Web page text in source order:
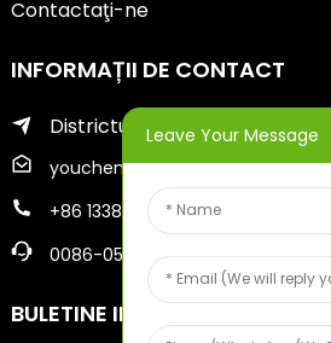
Contactaţi-ne
INFORMAȚII DE CONTACT
Districtul Zhifu din orașul Yantai
youcheng@ytscreenprinter.com
+86 13386383930
0086-05356730996
BULETINE INFORMATIVE
Leave Your Message